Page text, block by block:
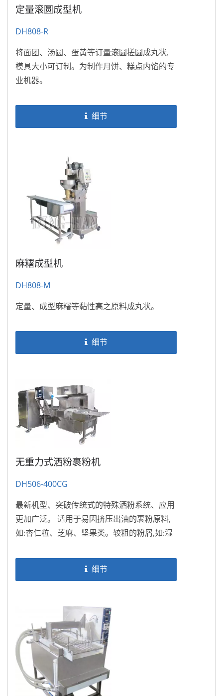
定量滚圆成型机
DH808-R
将面团、汤圆、蛋黄等订量滚圆搓圆成丸状,
模具大小可订制。为制作月饼、糕点内馅的专
业机器。
细节
麻糬成型机
DH808-M
定量、成型麻糬等黏性高之原料成丸状。
细节
无重力式洒粉裹粉机
DH506-400CG
最新机型、突破传统式的特殊洒粉系统、应用
更加广泛。 适用于易因挤压出油的裹粉原料,
如:杏仁粒、芝麻、坚果类。较粗的粉屑,如:湿
细节